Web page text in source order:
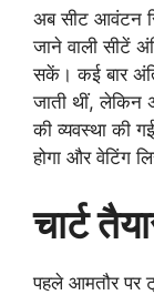
अब सीट आवंटन
जाने वाली सीटें
सकें। कई बार
जाती थीं, लेकिन
की व्यवस्था की
होगा और वेटिंग
चार्ट
पहले आमतौर पर